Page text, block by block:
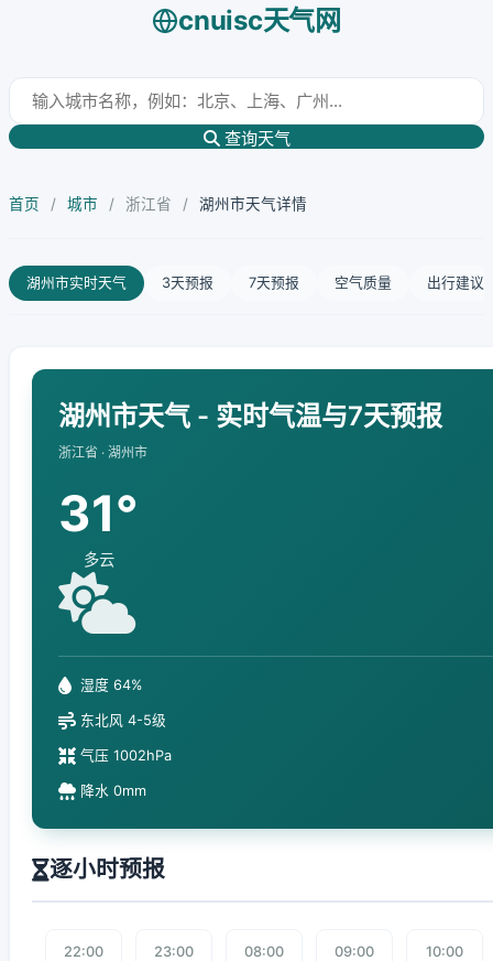
cnuisc天气网
查询天气
首页 / 城市 / 浙江省 / 湖州市天气详情
湖州市实时天气 3天预报 7天预报 空气质量 出行建议
湖州市天气 - 实时气温与7天预报
浙江省 · 湖州市
31°
多云
湿度 64%
东北风 4-5级
气压 1002hPa
降水 0mm
逐小时预报
22:00 23:00 08:00 09:00 10:00